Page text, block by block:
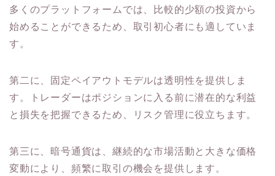
多くのプラットフォームでは、比較的少額の投資から
始めることができるため、取引初心者にも適していま
す。
第二に、固定ペイアウトモデルは透明性を提供しま
す。トレーダーはポジションに入る前に潜在的な利益
と損失を把握できるため、リスク管理に役立ちます。
第三に、暗号通貨は、継続的な市場活動と大きな価格
変動により、頻繁に取引の機会を提供します。